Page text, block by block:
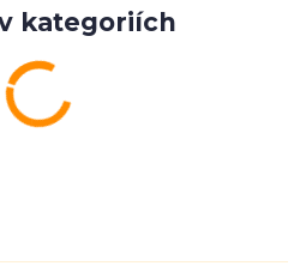
kategoriích